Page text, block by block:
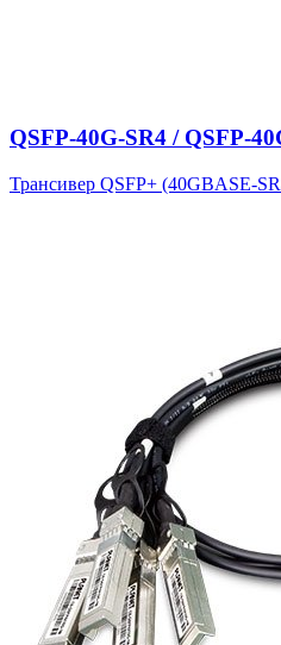
QSFP-40G-SR4 / QSFP-
Трансивер QSFP+ (40GBASE-